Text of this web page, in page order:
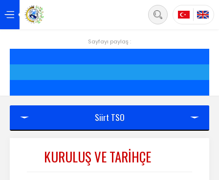
Hakkımızda
Projeler
Siirt
Sayfayı paylaş :
Siirt TSO
KURULUŞ VE TARİHÇE